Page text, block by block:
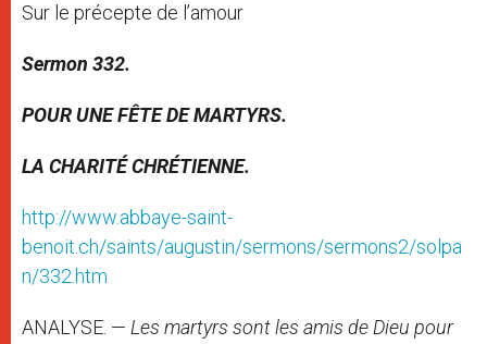
Sur le précepte de l’amour
Sermon 332.
POUR UNE FÊTE DE MARTYRS.
LA CHARITÉ CHRÉTIENNE.
http://www.abbaye-saint-
benoit.ch/saints/augustin/sermons/sermons2/solpa
n/332.htm
ANALYSE. — Les martyrs sont les amis de Dieu pour